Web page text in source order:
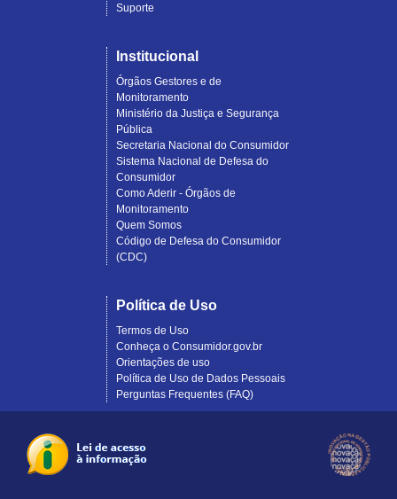
Suporte
Institucional
Órgãos Gestores e de
Monitoramento
Ministério da Justiça e Segurança
Pública
Secretaria Nacional do Consumidor
Sistema Nacional de Defesa do
Consumidor
Como Aderir - Órgãos de
Monitoramento
Quem Somos
Código de Defesa do Consumidor
(CDC)
Política de Uso
Termos de Uso
Conheça o Consumidor.gov.br
Orientações de uso
Política de Uso de Dados Pessoais
Perguntas Frequentes (FAQ)